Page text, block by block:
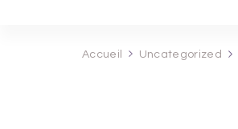
Accueil Uncategorized